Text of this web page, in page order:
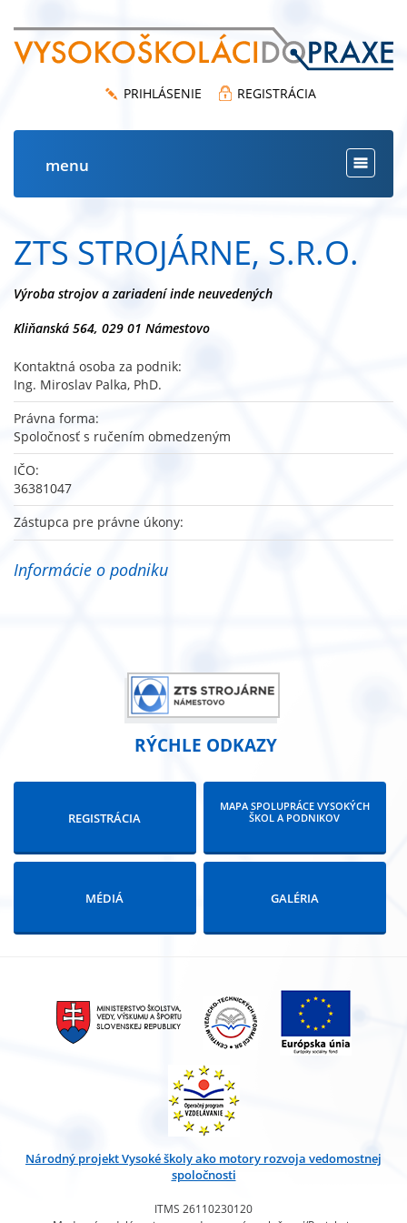
PRIHLÁSENIE REGISTRÁCIA
Toggle
menu
ZTS STROJÁRNE, S.R.O.
Výroba strojov a zariadení inde neuvedených
Kliňanská 564, 029 01 Námestovo
Kontaktná osoba za podnik:
Ing. Miroslav Palka, PhD.
Právna forma:
Spoločnosť s ručením obmedzeným
IČO:
36381047
Zástupca pre právne úkony:
Informácie o podniku
RÝCHLE ODKAZY
REGISTRÁCIA
MAPA SPOLUPRÁCE VYSOKÝCH
ŠKOL A PODNIKOV
MÉDIÁ GALÉRIA
Národný projekt Vysoké školy ako motory rozvoja vedomostnej
spoločnosti
ITMS 26110230120